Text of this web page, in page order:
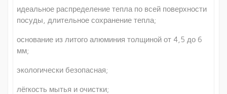
идеальное распределение тепла по всей поверхности
посуды, длительное сохранение тепла;
основание из литого алюминия толщиной от 4,5 до 6
мм;
экологически безопасная;
лёгкость мытья и очистки;